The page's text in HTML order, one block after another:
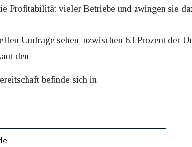
Profitabilität vieler Betriebe und zwingen sie
Umfrage sehen inzwischen 63 Prozent der
den
befinde sich in